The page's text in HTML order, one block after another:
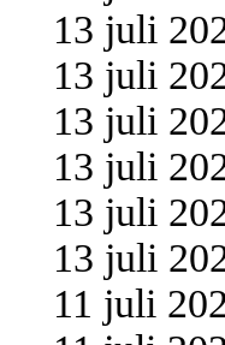
13 juli
13 juli
13 juli
13 juli
13 juli
13 juli
11 juli